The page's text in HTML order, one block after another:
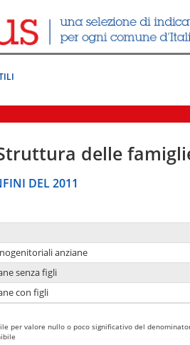
delle
DEL 2011
anziane
senza figli
con figli
per valore nullo o poco significativo del